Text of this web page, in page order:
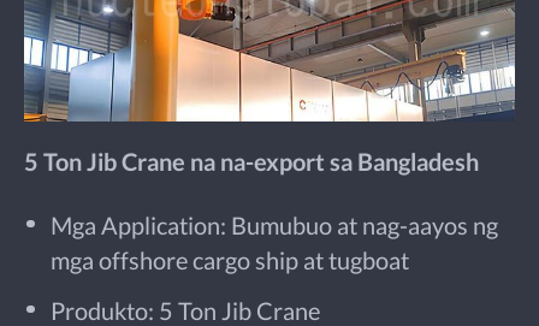
5 Ton Jib Crane na na-export sa Bangladesh
Mga Application: Bumubuo at nag-aayos ng
mga offshore cargo ship at tugboat
Produkto: 5 Ton Jib Crane